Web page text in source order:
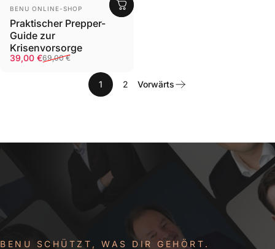
Anbieter:
BENU ONLINE-SHOP
Praktischer Prepper-
Guide zur
Krisenvorsorge
Verkaufspreis
39,00 €
Normaler Preis
69,00 €
1 2 Vorwärts
BENU SCHÜTZT, WAS DIR GEHÖRT.